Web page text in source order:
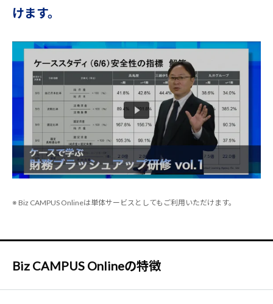
けます。
※ Biz CAMPUS Onlineは単体サービスとしてもご利用いただけます。
Biz CAMPUS Onlineの特徴